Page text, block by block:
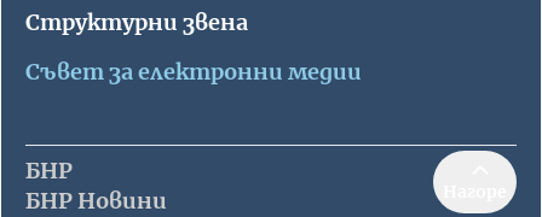
Структурни звена
Съвет за електронни медии
БНР
БНР Новини